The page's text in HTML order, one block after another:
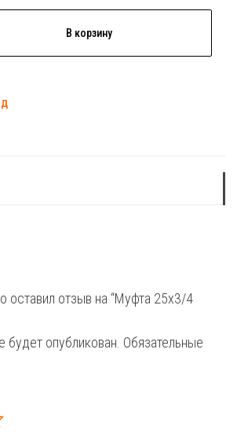
В корзину
оставил отзыв на “Муфта 25х3/4
опубликован. Обязательные